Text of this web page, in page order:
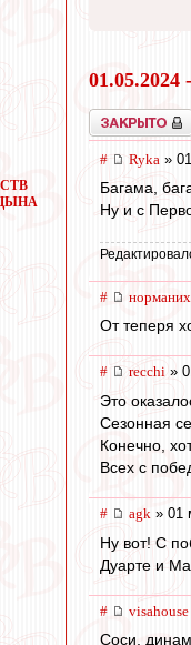
01.05.2024
Закрыто
# Ryka »
Багама,
Ну и с
#
От теперя
# recchi »
Это
Сезонная
Конечно,
Всех с
# agk » 01
Ну вот! С
Дуарте и
# visahouse
Соси,